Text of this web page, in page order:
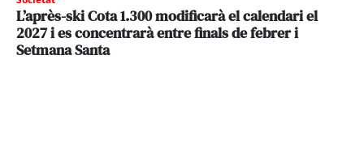
L’après-ski Cota 1.300 modificarà el calendari el
2027 i es concentrarà entre finals de febrer i
Setmana Santa